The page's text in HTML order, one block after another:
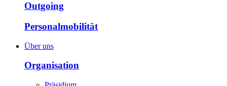
Outgoing
Personalmobilität
Über uns
Organisation